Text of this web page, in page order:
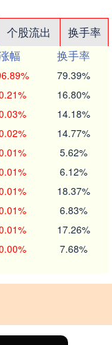
个股流出
换手率
幅
换手率
79.39%
16.80%
14.18%
14.77%
5.62%
6.12%
18.37%
6.83%
17.26%
7.68%